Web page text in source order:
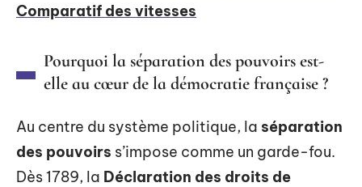
Comparatif des vitesses
Pourquoi la séparation des pouvoirs est-
elle au cœur de la démocratie française ?
Au centre du système politique, la séparation
des pouvoirs s’impose comme un garde-fou.
Dès 1789, la Déclaration des droits de